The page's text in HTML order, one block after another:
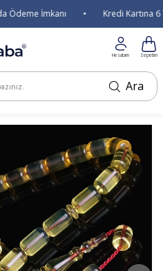
Ödeme İmkanı Kredi Kartına 6
Ara
Hesabım Sepetim